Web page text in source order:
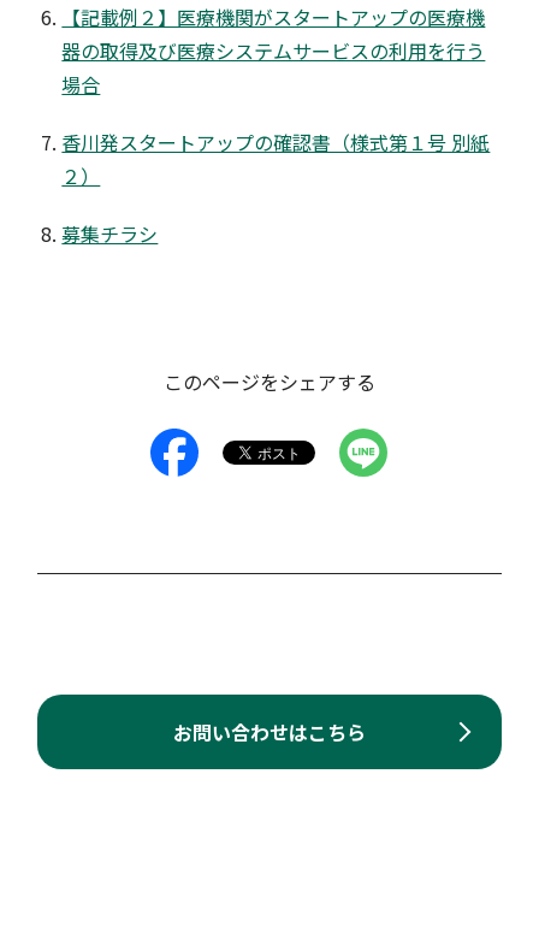
【記載例２】医療機関がスタートアップの医療機
器の取得及び医療システムサービスの利用を行う
場合
香川発スタートアップの確認書（様式第１号 別紙
２）
募集チラシ
このページをシェアする
お問い合わせはこちら